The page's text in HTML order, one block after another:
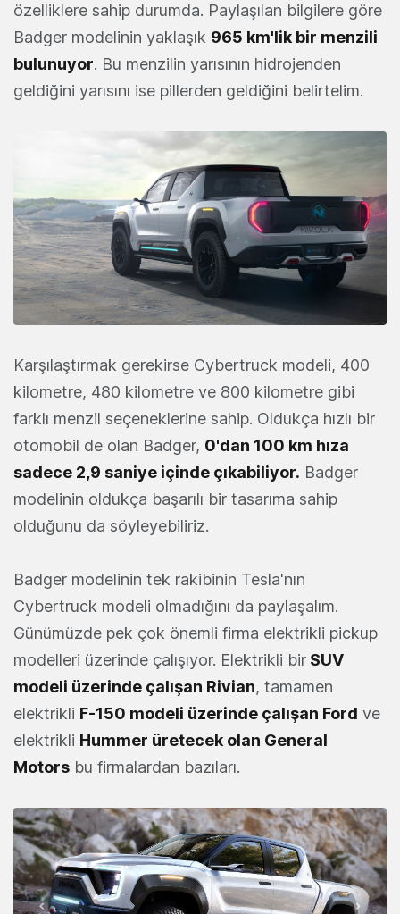
özelliklere sahip durumda. Paylaşılan bilgilere göre
Badger modelinin yaklaşık 965 km'lik bir menzili
bulunuyor. Bu menzilin yarısının hidrojenden
geldiğini yarısını ise pillerden geldiğini belirtelim.
Karşılaştırmak gerekirse Cybertruck modeli, 400
kilometre, 480 kilometre ve 800 kilometre gibi
farklı menzil seçeneklerine sahip. Oldukça hızlı bir
otomobil de olan Badger, 0'dan 100 km hıza
sadece 2,9 saniye içinde çıkabiliyor. Badger
modelinin oldukça başarılı bir tasarıma sahip
olduğunu da söyleyebiliriz.
Badger modelinin tek rakibinin Tesla'nın
Cybertruck modeli olmadığını da paylaşalım.
Günümüzde pek çok önemli firma elektrikli pickup
modelleri üzerinde çalışıyor. Elektrikli bir SUV
modeli üzerinde çalışan Rivian, tamamen
elektrikli F-150 modeli üzerinde çalışan Ford ve
elektrikli Hummer üretecek olan General
Motors bu firmalardan bazıları.